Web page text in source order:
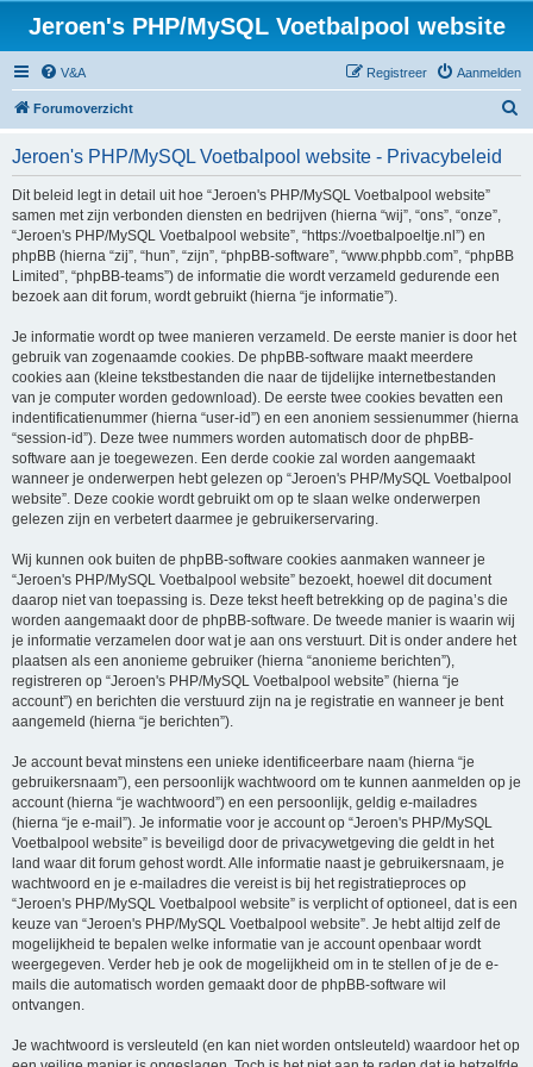
Jeroen's PHP/MySQL Voetbalpool website
V&A Aanmelden
Registreer
Forumoverzicht
Jeroen's PHP/MySQL Voetbalpool website - Privacybeleid
Dit beleid legt in detail uit hoe “Jeroen's PHP/MySQL Voetbalpool website”
samen met zijn verbonden diensten en bedrijven (hierna “wij”, “ons”, “onze”,
“Jeroen's PHP/MySQL Voetbalpool website”, “https://voetbalpoeltje.nl”) en
phpBB (hierna “zij”, “hun”, “zijn”, “phpBB-software”, “www.phpbb.com”, “phpBB
Limited”, “phpBB-teams”) de informatie die wordt verzameld gedurende een
bezoek aan dit forum, wordt gebruikt (hierna “je informatie”).
Je informatie wordt op twee manieren verzameld. De eerste manier is door het
gebruik van zogenaamde cookies. De phpBB-software maakt meerdere
cookies aan (kleine tekstbestanden die naar de tijdelijke internetbestanden
van je computer worden gedownload). De eerste twee cookies bevatten een
indentificatienummer (hierna “user-id”) en een anoniem sessienummer (hierna
“session-id”). Deze twee nummers worden automatisch door de phpBB-
software aan je toegewezen. Een derde cookie zal worden aangemaakt
wanneer je onderwerpen hebt gelezen op “Jeroen's PHP/MySQL Voetbalpool
website”. Deze cookie wordt gebruikt om op te slaan welke onderwerpen
gelezen zijn en verbetert daarmee je gebruikerservaring.
Wij kunnen ook buiten de phpBB-software cookies aanmaken wanneer je
“Jeroen's PHP/MySQL Voetbalpool website” bezoekt, hoewel dit document
daarop niet van toepassing is. Deze tekst heeft betrekking op de pagina’s die
worden aangemaakt door de phpBB-software. De tweede manier is waarin wij
je informatie verzamelen door wat je aan ons verstuurt. Dit is onder andere het
plaatsen als een anonieme gebruiker (hierna “anonieme berichten”),
registreren op “Jeroen's PHP/MySQL Voetbalpool website” (hierna “je
account”) en berichten die verstuurd zijn na je registratie en wanneer je bent
aangemeld (hierna “je berichten”).
Je account bevat minstens een unieke identificeerbare naam (hierna “je
gebruikersnaam”), een persoonlijk wachtwoord om te kunnen aanmelden op je
account (hierna “je wachtwoord”) en een persoonlijk, geldig e-mailadres
(hierna “je e-mail”). Je informatie voor je account op “Jeroen's PHP/MySQL
Voetbalpool website” is beveiligd door de privacywetgeving die geldt in het
land waar dit forum gehost wordt. Alle informatie naast je gebruikersnaam, je
wachtwoord en je e-mailadres die vereist is bij het registratieproces op
“Jeroen's PHP/MySQL Voetbalpool website” is verplicht of optioneel, dat is een
keuze van “Jeroen's PHP/MySQL Voetbalpool website”. Je hebt altijd zelf de
mogelijkheid te bepalen welke informatie van je account openbaar wordt
weergegeven. Verder heb je ook de mogelijkheid om in te stellen of je de e-
mails die automatisch worden gemaakt door de phpBB-software wil
ontvangen.
Je wachtwoord is versleuteld (en kan niet worden ontsleuteld) waardoor het op